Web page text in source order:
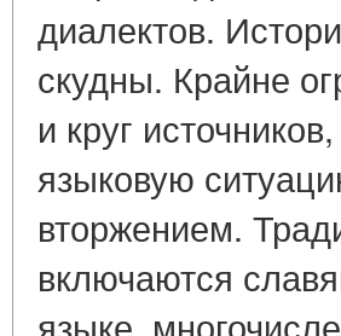
диалектов.
скудны. Крайне
и круг
языковую
вторжением.
включаются
языке,